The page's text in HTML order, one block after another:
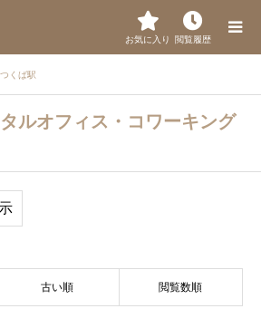
お気に入り 閲覧履歴
つくば駅
ルオフィス・コワーキング
古い順 閲覧数順